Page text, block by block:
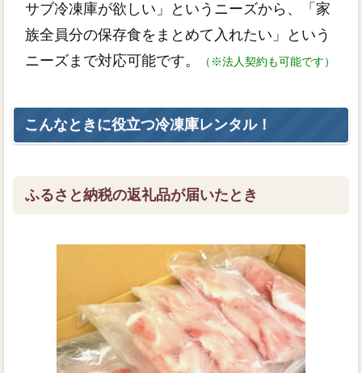
サブ冷凍庫が欲しい」というニーズから、「家
族全員分の保存食をまとめて入れたい」という
ニーズまで対応可能です。
（※法人契約も可能です）
こんなときに役立つ冷凍庫レンタル！
ふるさと納税の返礼品が届いたとき